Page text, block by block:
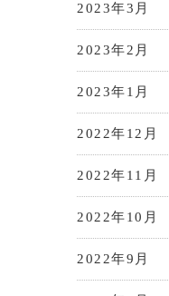
2023年3月
2023年2月
2023年1月
2022年12月
2022年11月
2022年10月
2022年9月